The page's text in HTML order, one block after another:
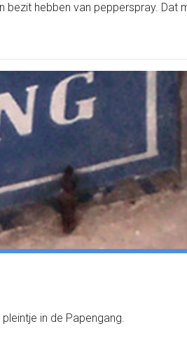
bezit hebben van pepperspray. Dat
in de Papengang.